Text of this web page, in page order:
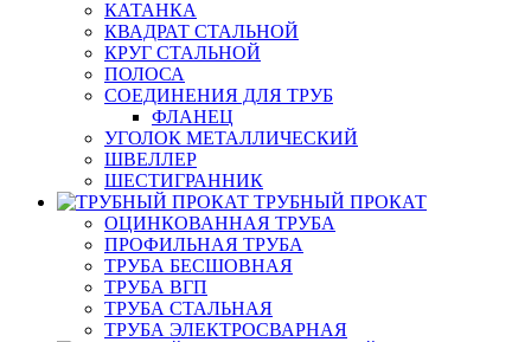
КАТАНКА
КВАДРАТ СТАЛЬНОЙ
КРУГ СТАЛЬНОЙ
ПОЛОСА
СОЕДИНЕНИЯ ДЛЯ ТРУБ
ФЛАНЕЦ
УГОЛОК МЕТАЛЛИЧЕСКИЙ
ШВЕЛЛЕР
ШЕСТИГРАННИК
ТРУБНЫЙ ПРОКАТ
ОЦИНКОВАННАЯ ТРУБА
ПРОФИЛЬНАЯ ТРУБА
ТРУБА БЕСШОВНАЯ
ТРУБА ВГП
ТРУБА СТАЛЬНАЯ
ТРУБА ЭЛЕКТРОСВАРНАЯ